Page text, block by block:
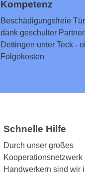
Kompetenz
Beschädigungsfreie
dank geschulter
Dettingen unter Teck -
Folgekosten
Schnelle Hilfe
Durch unser großes
Kooperationsnetzwerk
Handwerkern sind wir